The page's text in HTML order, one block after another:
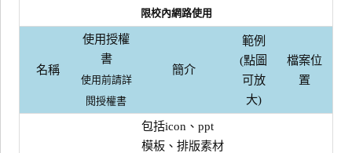
限校內網路使用
名稱
使用授權
書
使用前請詳
閱授權書
簡介
範例
(點圖
可放
大)
檔案位
置
包括icon、ppt
模板、排版素材